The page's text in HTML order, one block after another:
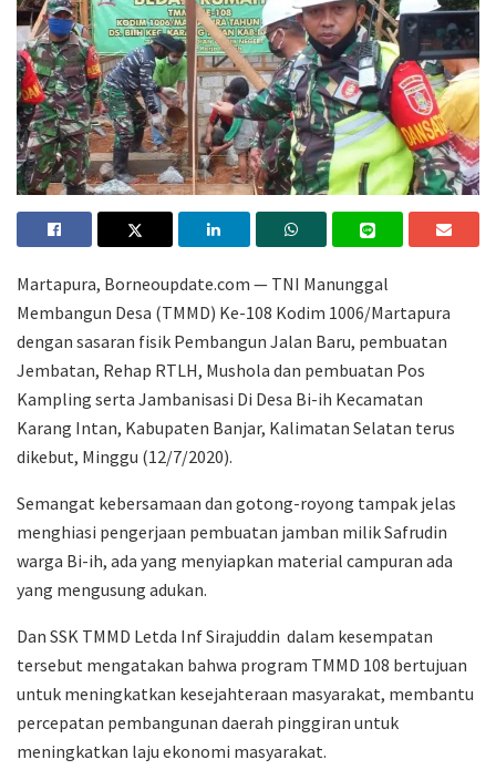
Martapura, Borneoupdate.com — TNI Manunggal
Membangun Desa (TMMD) Ke-108 Kodim 1006/Martapura
dengan sasaran fisik Pembangun Jalan Baru, pembuatan
Jembatan, Rehap RTLH, Mushola dan pembuatan Pos
Kampling serta Jambanisasi Di Desa Bi-ih Kecamatan
Karang Intan, Kabupaten Banjar, Kalimatan Selatan terus
dikebut, Minggu (12/7/2020).
Semangat kebersamaan dan gotong-royong tampak jelas
menghiasi pengerjaan pembuatan jamban milik Safrudin
warga Bi-ih, ada yang menyiapkan material campuran ada
yang mengusung adukan.
Dan SSK TMMD Letda Inf Sirajuddin dalam kesempatan
tersebut mengatakan bahwa program TMMD 108 bertujuan
untuk meningkatkan kesejahteraan masyarakat, membantu
percepatan pembangunan daerah pinggiran untuk
meningkatkan laju ekonomi masyarakat.